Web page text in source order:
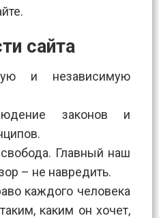
сайта
и независимую
законов и
Главный наш
– не навредить.
каждого человека
каким он хочет,